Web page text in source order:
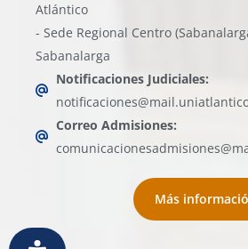
Atlántico
- Sede Regional Centro
Sabanalarga
Notificaciones Judiciales:
Correo Admisiones:
Más